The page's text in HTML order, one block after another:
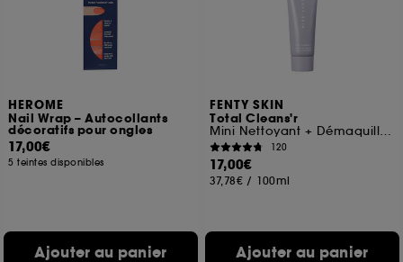
HEROME
Nail Wrap – Autocollants
décoratifs pour ongles
17,00€
5 teintes disponibles
Ajouter au panier
FENTY SKIN
Total Cleans'r
Mini Nettoyant + Démaquillant visage à la cerise de la Barbade
120
17,00€
37,78€ / 100ml
Ajouter au panier